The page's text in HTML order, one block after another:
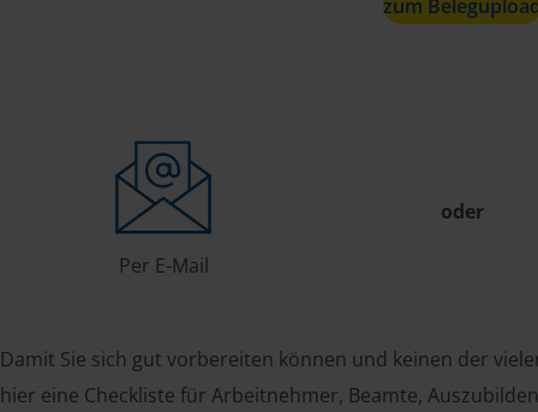
zum
Per E-Mail
oder
Damit Sie sich gut vorbereiten können und keinen der
hier eine Checkliste für Arbeitnehmer, Beamte,